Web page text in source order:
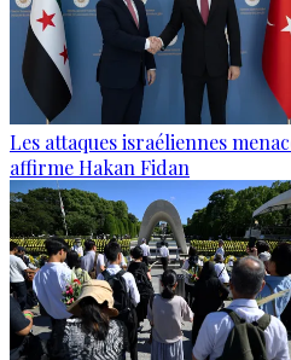
Les attaques israéliennes
affirme Hakan Fidan